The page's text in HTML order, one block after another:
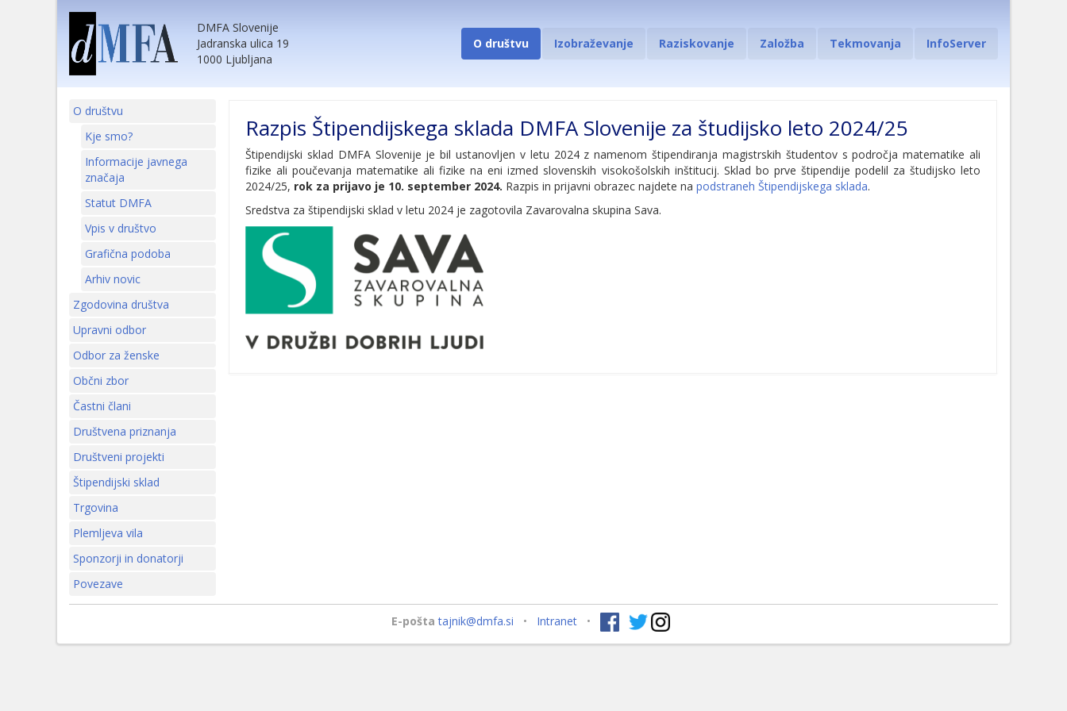
DMFA Slovenije
Jadranska ulica 19
1000 Ljubljana
O društvu Izobraževanje Raziskovanje Založba Tekmovanja InfoServer
O društvu
Kje smo?
Informacije javnega
značaja
Statut DMFA
Vpis v društvo
Grafična podoba
Arhiv novic
Zgodovina društva
Upravni odbor
Odbor za ženske
Občni zbor
Častni člani
Društvena priznanja
Društveni projekti
Štipendijski sklad
Trgovina
Plemljeva vila
Sponzorji in donatorji
Povezave
Razpis Štipendijskega sklada DMFA Slovenije za študijsko leto 2024/25
Štipendijski sklad DMFA Slovenije je bil ustanovljen v letu 2024 z namenom štipendiranja magistrskih študentov s področja matematike ali
fizike ali poučevanja matematike ali fizike na eni izmed slovenskih visokošolskih inštitucij. Sklad bo prve štipendije podelil za študijsko leto
2024/25, rok za prijavo je 10. september 2024. Razpis in prijavni obrazec najdete na podstraneh Štipendijskega sklada.
Sredstva za štipendijski sklad v letu 2024 je zagotovila Zavarovalna skupina Sava.
E-pošta tajnik@dmfa.si • Intranet•